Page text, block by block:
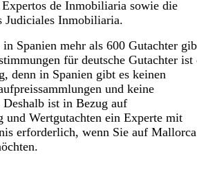
Expertos de Inmobiliaria sowie die
Judiciales Inmobiliaria.
in Spanien mehr als 600 Gutachter
für deutsche Gutachter ist
denn in Spanien gibt es keinen
und keine
Deshalb ist in Bezug auf
und Wertgutachten ein Experte mit
erforderlich, wenn Sie auf Mallorca